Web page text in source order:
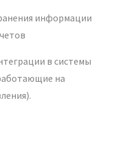
информации
в системы
на